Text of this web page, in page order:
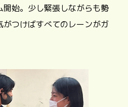
始。少し緊張しながらも勢
つけばすべてのレーンがガ